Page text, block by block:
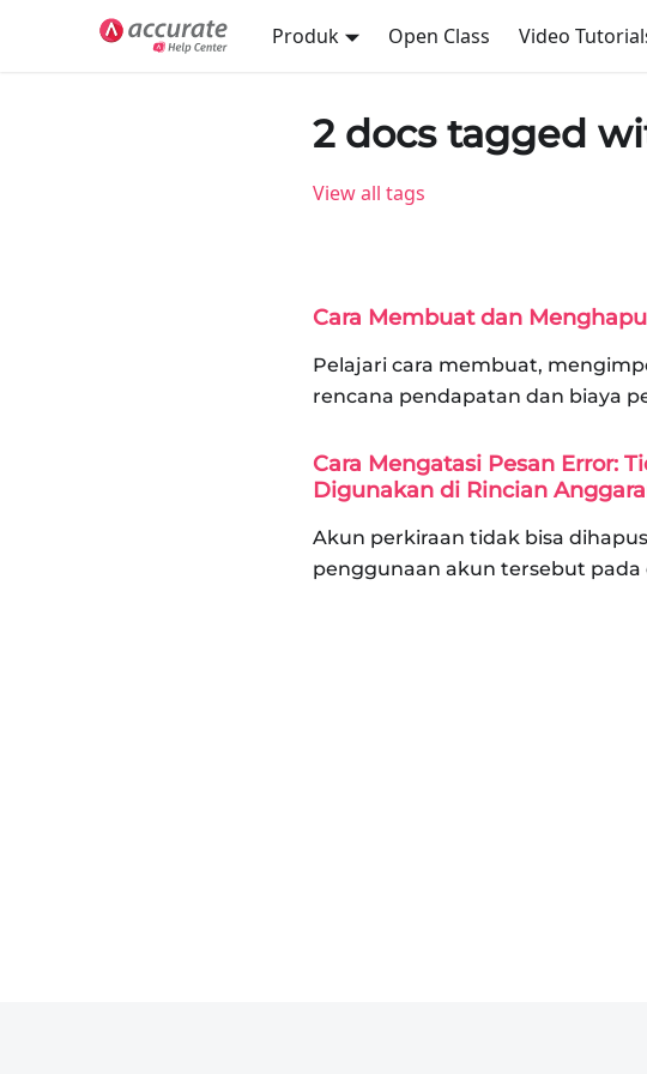
Produk Open Class Video
2 docs tagged
View all tags
Cara Membuat dan
Pelajari cara membuat,
rencana pendapatan dan biaya
Cara Mengatasi Pesan Error:
Digunakan di Rincian
Akun perkiraan tidak bisa
penggunaan akun tersebut